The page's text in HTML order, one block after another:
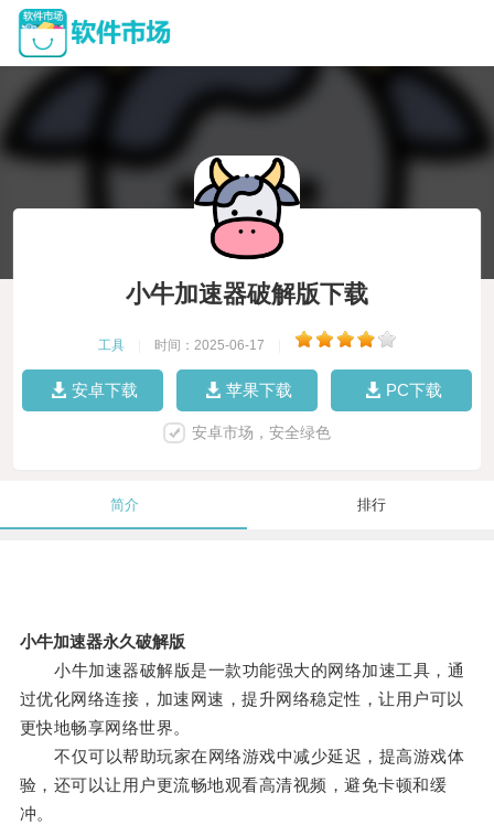
小牛加速器破解版下载
工具 时间：2025-06-17
安卓下载 苹果下载 PC下载
安卓市场，安全绿色
简介 排行
小牛加速器永久破解版
小牛加速器破解版是一款功能强大的网络加速工具，通
过优化网络连接，加速网速，提升网络稳定性，让用户可以
更快地畅享网络世界。
不仅可以帮助玩家在网络游戏中减少延迟，提高游戏体
验，还可以让用户更流畅地观看高清视频，避免卡顿和缓
冲。